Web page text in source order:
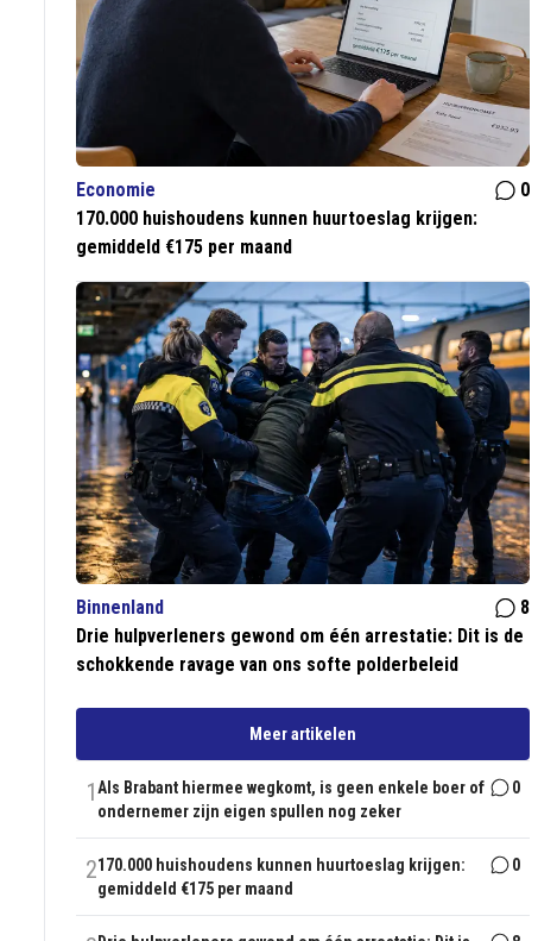
Economie
0
170.000 huishoudens kunnen huurtoeslag krijgen:
gemiddeld €175 per maand
Binnenland
8
Drie hulpverleners gewond om één arrestatie: Dit is de
schokkende ravage van ons softe polderbeleid
Meer artikelen
1Als Brabant hiermee wegkomt, is geen enkele boer of
ondernemer zijn eigen spullen nog zeker
0
2170.000 huishoudens kunnen huurtoeslag krijgen:
gemiddeld €175 per maand
0